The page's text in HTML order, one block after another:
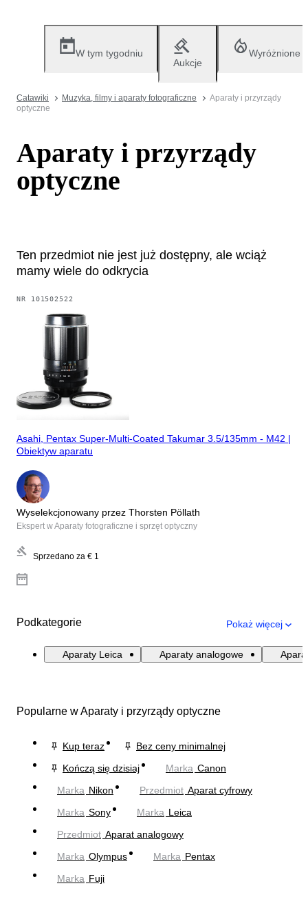
W tym tygodniu
Aukcje
Wyróżnione
Catawiki Muzyka, filmy i aparaty fotograficzne
Aparaty i przyrządy
optyczne
Aparaty i przyrządy
optyczne
Ten przedmiot nie jest już dostępny, ale wciąż
mamy wiele do odkrycia
NR 101502522
Asahi, Pentax Super-Multi-Coated Takumar 3.5/135mm - M42 |
Obiektyw aparatu
Wyselekcjonowany przez Thorsten Pöllath
Ekspert w Aparaty fotograficzne i sprzęt optyczny
Sprzedano za € 1
Podkategorie Pokaż więcej
Aparaty Leica Aparaty analogowe
Popularne w Aparaty i przyrządy optyczne
Kup teraz
Bez ceny minimalnej
Kończą się dzisiaj
Marka Canon
Marka Nikon Przedmiot Aparat cyfrowy
Marka Sony Marka Leica
Przedmiot Aparat analogowy
Marka Olympus Marka Pentax
Marka Fuji